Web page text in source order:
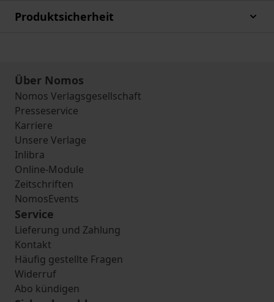
Produktsicherheit
Über Nomos
Nomos Verlagsgesellschaft
Presseservice
Karriere
Unsere Verlage
Inlibra
Online-Module
Zeitschriften
NomosEvents
Service
Lieferung und Zahlung
Kontakt
Häufig gestellte Fragen
Widerruf
Abo kündigen